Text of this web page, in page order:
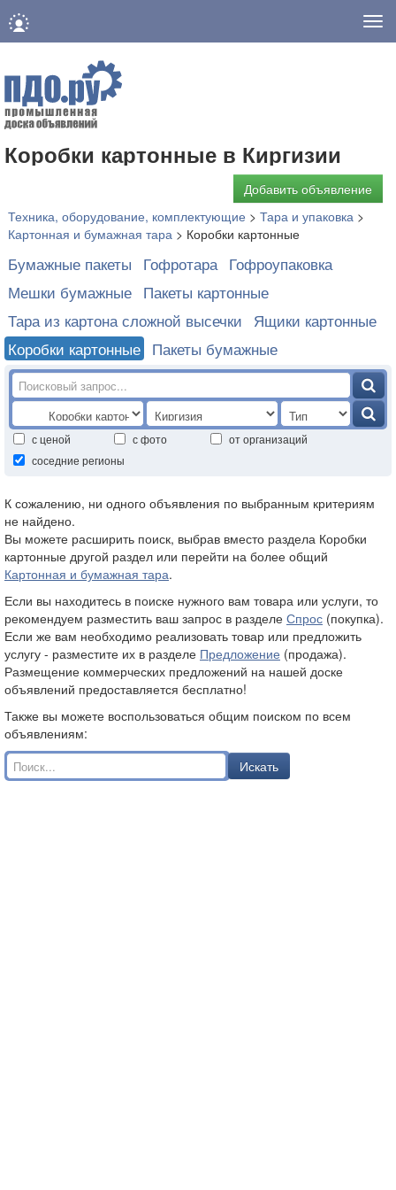
Коробки картонные в Киргизии
Добавить объявление
Техника, оборудование, комплектующие > Тара и упаковка >
Картонная и бумажная тара > Коробки картонные
Бумажные пакеты Гофротара Гофроупаковка
Мешки бумажные Пакеты картонные
Тара из картона сложной высечки Ящики картонные
Коробки картонные Пакеты бумажные
с ценой с фото
от организаций
соседние регионы
К сожалению, ни одного объявления по выбранным критериям
не найдено.
Вы можете расширить поиск, выбрав вместо раздела Коробки
картонные другой раздел или перейти на более общий
Картонная и бумажная тара.
Если вы находитесь в поиске нужного вам товара или услуги, то
рекомендуем разместить ваш запрос в разделе Спрос (покупка).
Если же вам необходимо реализовать товар или предложить
услугу - разместите их в разделе Предложение (продажа).
Размещение коммерческих предложений на нашей доске
объявлений предоставляется бесплатно!
Также вы можете воспользоваться общим поиском по всем
объявлениям:
Искать